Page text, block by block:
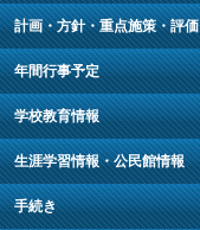
計画・方針・重点施策・評価
年間行事予定
学校教育情報
生涯学習情報・公民館情報
手続き